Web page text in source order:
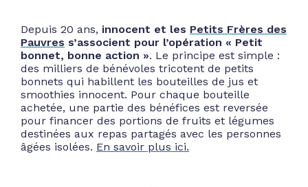
Depuis 20 ans, innocent et les Petits Frères des
Pauvres s’associent pour l’opération « Petit
bonnet, bonne action ». Le principe est simple :
des milliers de bénévoles tricotent de petits
bonnets qui habillent les bouteilles de jus et
smoothies innocent. Pour chaque bouteille
achetée, une partie des bénéfices est reversée
pour financer des portions de fruits et légumes
destinées aux repas partagés avec les personnes
âgées isolées. En savoir plus ici.